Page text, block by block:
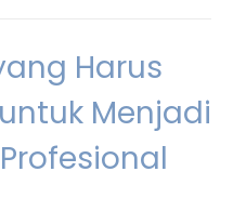
Harus
Menjadi